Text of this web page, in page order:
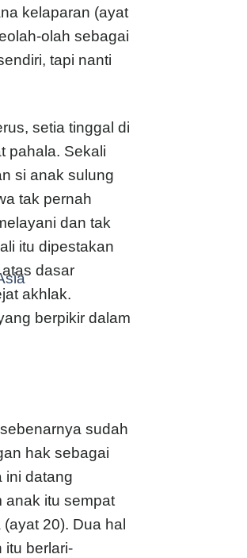
kelaparan (ayat
olah sebagai
tapi nanti
setia tinggal di
pahala. Sekali
si anak sulung
tak pernah
dan tak
itu dipestakan
dasar
akhlak.
berpikir dalam
sudah
hak sebagai
ini datang
anak itu sempat
20). Dua hal
itu berlari-